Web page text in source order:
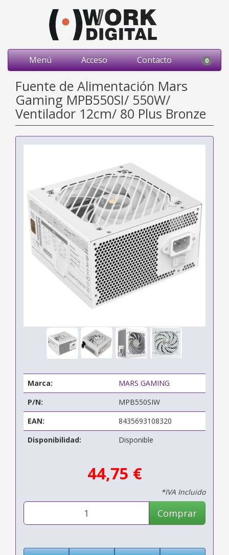
Menú Acceso Contacto 0
Fuente de Alimentación Mars
Gaming MPB550SI/ 550W/
Ventilador 12cm/ 80 Plus Bronze
Marca:
MARS GAMING
P/N:
MPB550SIW
EAN:
8435693108320
Disponibilidad:
Disponible
44,75 €
*IVA Incluido
Comprar